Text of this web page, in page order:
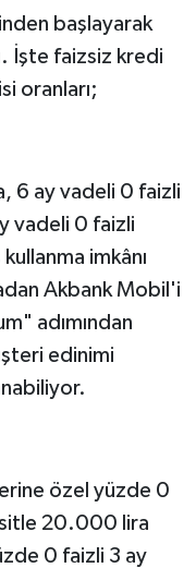
başlayarak
İşte faizsiz kredi
oranları;
6 ay vadeli 0 faizli
vadeli 0 faizli
imkânı
Akbank Mobil'i
adımından
edinimi
özel yüzde 0
20.000 lira
0 faizli 3 ay